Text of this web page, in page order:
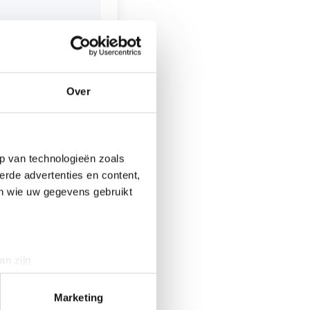
Over
van technologieën zoals
advertenties en content,
wie uw gegevens gebruikt
zijn
detailgedeeltein. U kunt uw
Marketing
kan men
.